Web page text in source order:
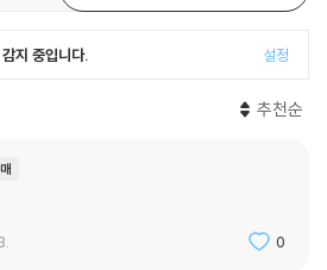
지 중입니다. 설정
추천순
0